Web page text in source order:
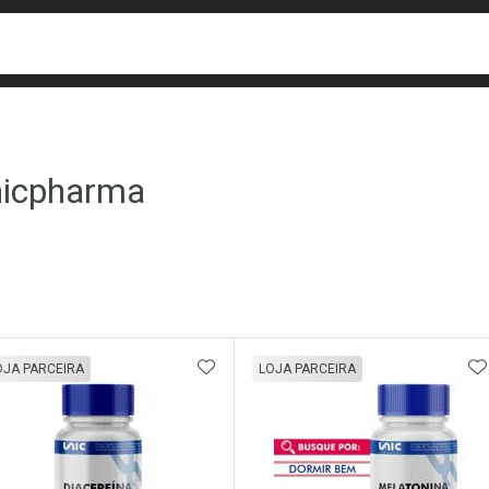
PARCEIRA ADICIONAR AOS FAVORITOS
LOJA PARCEIRA